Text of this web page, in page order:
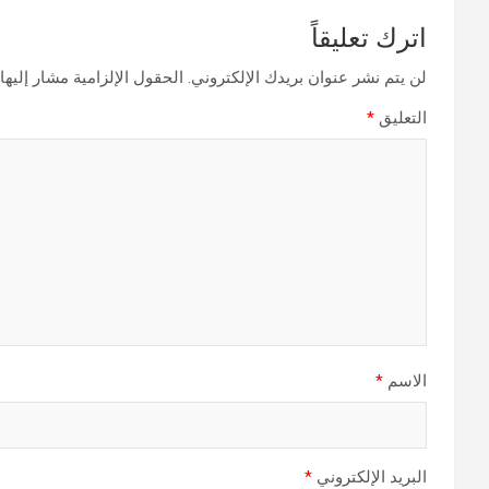
اترك تعليقاً
لن يتم نشر عنوان بريدك الإلكتروني. الحقول الإلزامية مشار
التعليق *
الاسم *
البريد الإلكتروني *